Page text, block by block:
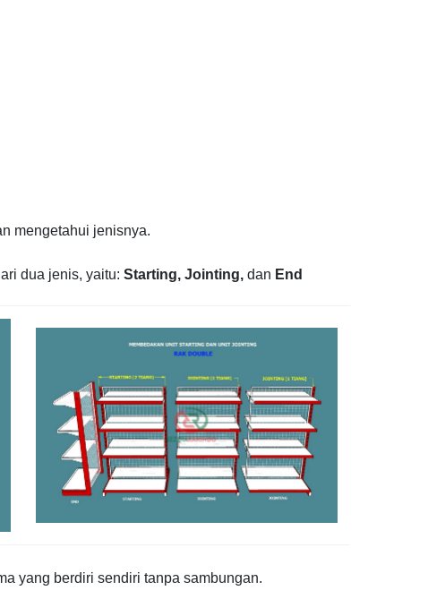
mengetahui jenisnya.
dua jenis, yaitu: Starting, Jointing, dan End
yang berdiri sendiri tanpa sambungan.